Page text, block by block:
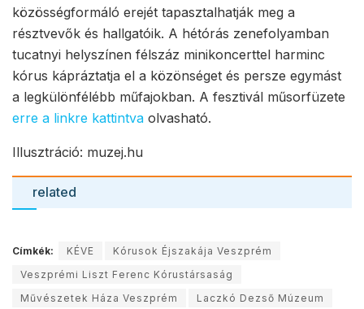
közösségformáló erejét tapasztalhatják meg a
résztvevők és hallgatóik. A hétórás zenefolyamban
tucatnyi helyszínen félszáz minikoncerttel harminc
kórus kápráztatja el a közönséget és persze egymást
a legkülönfélébb műfajokban. A fesztivál műsorfüzete
erre a linkre kattintva olvasható.
Illusztráció: muzej.hu
related
Címkék: KÉVE
Kórusok Éjszakája Veszprém
Veszprémi Liszt Ferenc Kórustársaság
Művészetek Háza Veszprém
Laczkó Dezső Múzeum